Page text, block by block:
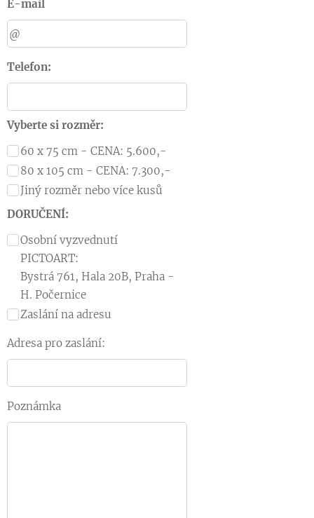
E-mail
Telefon:
Vyberte si rozměr:
60 x 75 cm - CENA: 5.600,-
80 x 105 cm - CENA: 7.300,-
Jiný rozměr nebo více kusů
DORUČENÍ:
Osobní vyzvednutí
PICTOART:
Bystrá 761, Hala 20B, Praha -
H. Počernice
Zaslání na adresu
Adresa pro zaslání:
Poznámka